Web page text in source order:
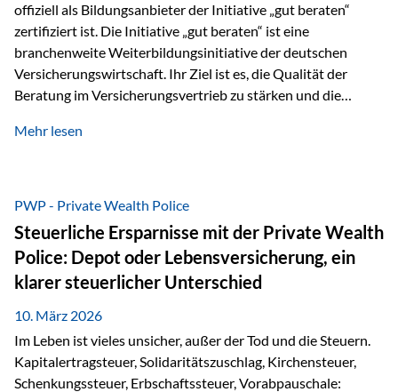
offiziell als Bildungsanbieter der Initiative „gut beraten“
zertifiziert ist. Die Initiative „gut beraten“ ist eine
branchenweite Weiterbildungsinitiative der deutschen
Versicherungswirtschaft. Ihr Ziel ist es, die Qualität der
Beratung im Versicherungsvertrieb zu stärken und die
Personen transparent zu dokumentieren. Seit der
Stunden pro Jahr für vertrieblich tätige Personen in der
Versicherungsbranche. Über die Weiterbildungsdatenbank
von „gut beraten“ können absolvierte Bildungsmaßnahmen
zentral erfasst und dokumentiert werden. „gut beraten“
zertifiziert Als zertifizierter Bildungsanbieter können unsere
Webinare nun für die…
Mehr lesen
PWP - Private Wealth Police
Steuerliche Ersparnisse mit der Private Wealth
Police: Depot oder Lebensversicherung, ein
klarer steuerlicher Unterschied
10. März 2026
Im Leben ist vieles unsicher, außer der Tod und die Steuern.
Kapitalertragsteuer, Solidaritätszuschlag, Kirchensteuer,
Schenkungssteuer, Erbschaftssteuer, Vorabpauschale: